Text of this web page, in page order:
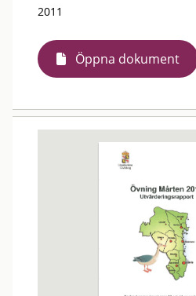
2011
Öppna dokument